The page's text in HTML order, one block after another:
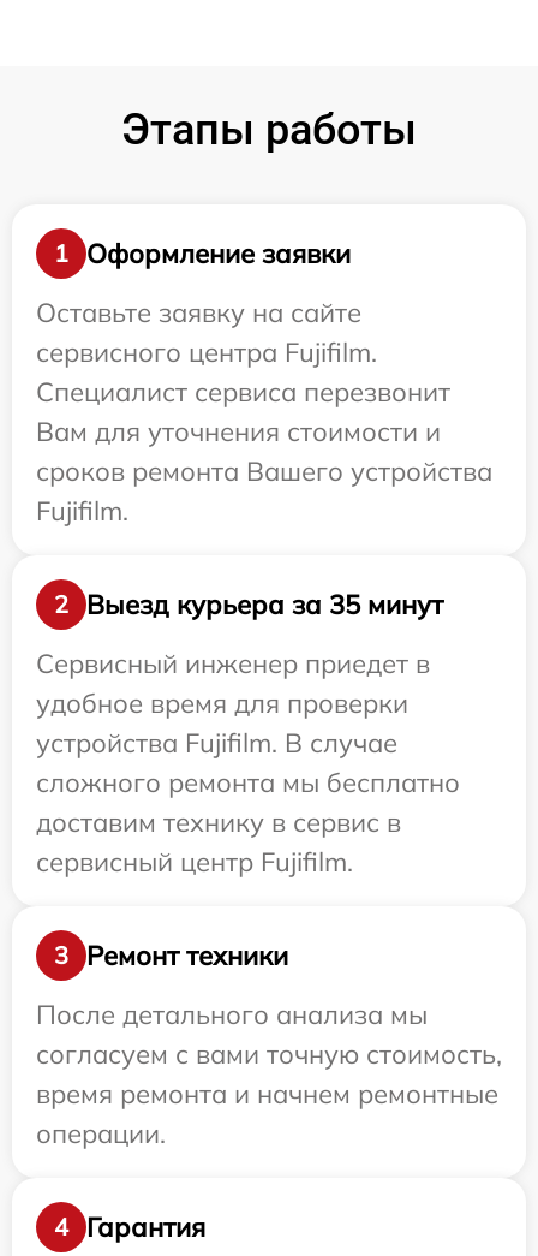
Этапы работы
1
Оформление заявки
Оставьте заявку на сайте
сервисного центра Fujifilm.
Специалист сервиса перезвонит
Вам для уточнения стоимости и
сроков ремонта Вашего устройства
Fujifilm.
2
Выезд курьера за 35 минут
Сервисный инженер приедет в
удобное время для проверки
устройства Fujifilm. В случае
сложного ремонта мы бесплатно
доставим технику в сервис в
сервисный центр Fujifilm.
3
Ремонт техники
После детального анализа мы
согласуем с вами точную стоимость,
время ремонта и начнем ремонтные
операции.
4 Гарантия